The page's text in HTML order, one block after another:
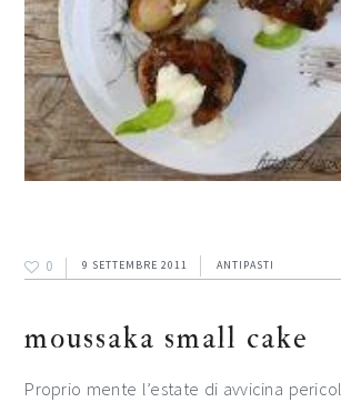
0 9 SETTEMBRE 2011 ANTIPASTI
moussaka small cake
Proprio mente l’estate di avvicina